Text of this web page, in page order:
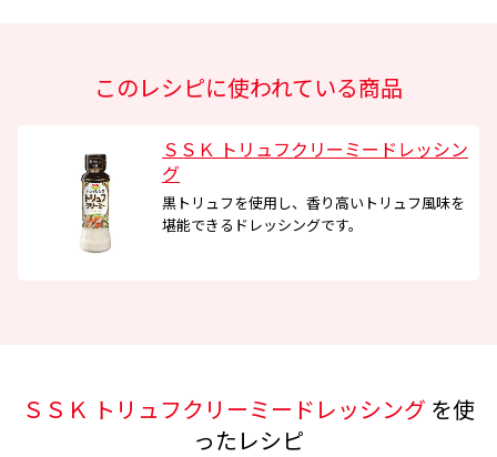
このレシピに使われている商品
ＳＳＫ トリュフクリーミードレッシン
グ
黒トリュフを使用し、香り高いトリュフ風味を
堪能できるドレッシングです。
ＳＳＫ トリュフクリーミードレッシング を使
ったレシピ